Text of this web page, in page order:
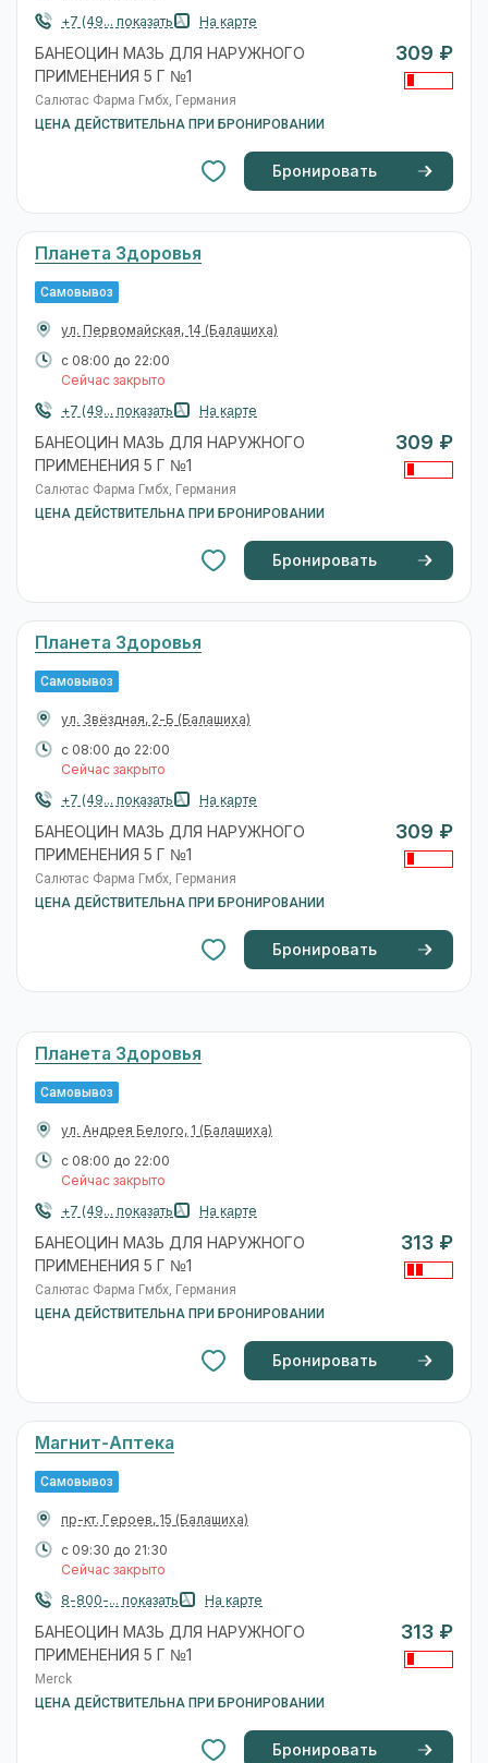
+7 (49... показать
На карте
БАНЕОЦИН МАЗЬ ДЛЯ НАРУЖНОГО
ПРИМЕНЕНИЯ 5 Г №1
Салютас Фарма Гмбх, Германия
ЦЕНА ДЕЙСТВИТЕЛЬНА ПРИ БРОНИРОВАНИИ
309 ₽
Бронировать
Планета Здоровья
Самовывоз
ул. Первомайская, 14 (Балашиха)
с 08:00 до 22:00
Сейчас закрыто
+7 (49... показать
На карте
БАНЕОЦИН МАЗЬ ДЛЯ НАРУЖНОГО
ПРИМЕНЕНИЯ 5 Г №1
Салютас Фарма Гмбх, Германия
ЦЕНА ДЕЙСТВИТЕЛЬНА ПРИ БРОНИРОВАНИИ
309 ₽
Бронировать
Планета Здоровья
Самовывоз
ул. Звёздная, 2-Б (Балашиха)
с 08:00 до 22:00
Сейчас закрыто
+7 (49... показать
На карте
БАНЕОЦИН МАЗЬ ДЛЯ НАРУЖНОГО
ПРИМЕНЕНИЯ 5 Г №1
Салютас Фарма Гмбх, Германия
ЦЕНА ДЕЙСТВИТЕЛЬНА ПРИ БРОНИРОВАНИИ
309 ₽
Бронировать
Планета Здоровья
Самовывоз
ул. Андрея Белого, 1 (Балашиха)
с 08:00 до 22:00
Сейчас закрыто
+7 (49... показать
На карте
БАНЕОЦИН МАЗЬ ДЛЯ НАРУЖНОГО
ПРИМЕНЕНИЯ 5 Г №1
Салютас Фарма Гмбх, Германия
ЦЕНА ДЕЙСТВИТЕЛЬНА ПРИ БРОНИРОВАНИИ
313 ₽
Бронировать
Магнит-Аптека
Самовывоз
пр-кт. Героев, 15 (Балашиха)
с 09:30 до 21:30
Сейчас закрыто
8-800-... показать
На карте
БАНЕОЦИН МАЗЬ ДЛЯ НАРУЖНОГО
ПРИМЕНЕНИЯ 5 Г №1
Merck
ЦЕНА ДЕЙСТВИТЕЛЬНА ПРИ БРОНИРОВАНИИ
313 ₽
Бронировать